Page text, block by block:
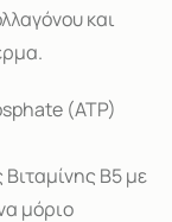
και
(ATP)
B5 με
μόριο